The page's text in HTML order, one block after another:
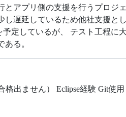
アプリ側の支援を行うプロジ
遅延しているため他社支援と
定しているが、 テスト工程
る。
出ません） Eclipse経験 Git使用